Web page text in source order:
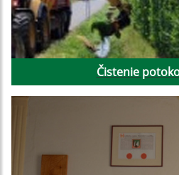
Čistenie